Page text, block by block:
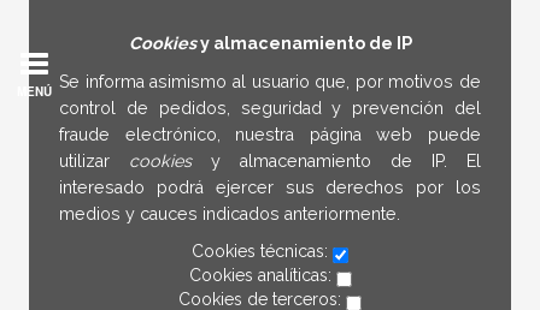
Cookiesy almacenamiento de IP
Se informa asimismo al usuario que, por motivos de
control de pedidos, seguridad y prevención del
fraude electrónico, nuestra página web puede
utilizar cookies y almacenamiento de IP. El
interesado podrá ejercer sus derechos por los
medios y cauces indicados anteriormente.
Cookies técnicas:
Cookies analíticas:
Cookies de terceros:
MENÚ